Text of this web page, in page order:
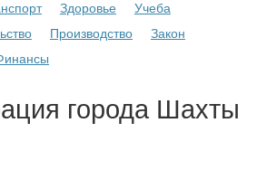
Объявления
Здоровье
Учеба
Производство
Закон
города Шахты